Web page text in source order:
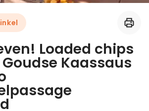
Leer koken als een chef
Kooktips & blogs
Loaded chips
Kaassaus